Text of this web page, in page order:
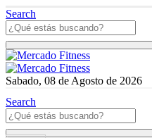
Search
Sabado, 08 de Agosto de 2026
Search